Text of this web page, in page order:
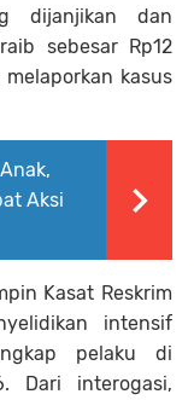
dijanjikan dan
sebesar Rp12
kasus
Aksi
Kasat Reskrim
intensif
pelaku di
Dari interogasi,